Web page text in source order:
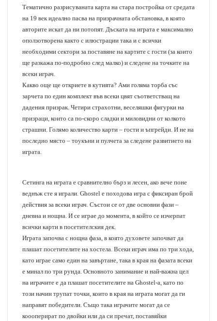
Тематично разрисуваната карта на стара постройка от средата
на 19 век идеално пасва на призрачната обстановка, в която
авторите искат да ни потопят. Дъската на играта е максимално
oползотворена както с илюстрации така и с всички
необходими сектори за поставяне на картите с гости (за които
ще разкажа по-подробно след малко) и следене на точките на
всеки играч.
Какво още ще откриете в кутията? Ами голяма торба със
зарчета по един комплект във всеки цвят съответстващ на
дадения призрак. Четири страхотни, веселяшки фигурки на
призраци, които са по-скоро сладки и миловидни от колкото
страшни. Голямо количество карти – гости и ъпгрейди. И не на
последно място – тоукъни и пулчета за следене развитието на
играта.
Сетинга на играта е сравнително бърз и лесен, ако вече поне
веднъж сте я играли. Ghostel е походова игра с фиксиран брой
действия за всеки играч. Състои се от две основни фази –
дневна и нощна. И се играе до момента, в който се изчерпат
всички карти в посетителския дек.
Играта започва с нощна фаза, в която духовете започват да
плашат посетителите на хостела. Всеки играч има по три хода,
като играе само един на завъртане, така в края на фазата всеки
е минал по три рунда. Основното занимание и най-важна цел
на играчите е да плашат посетителите на Ghostel-a, като по
този начин трупат точки, които в края на играта могат да ги
направят победители. Също така играчите могат да се
коооперират по двойки или да си пречат, поставяйки